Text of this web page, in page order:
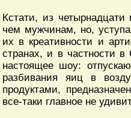
Кстати, из
чем мужчинам, но,
их в креативности и
странах, и в частности
настоящее шоу:
разбивания яиц в
продуктами,
все-таки главное не